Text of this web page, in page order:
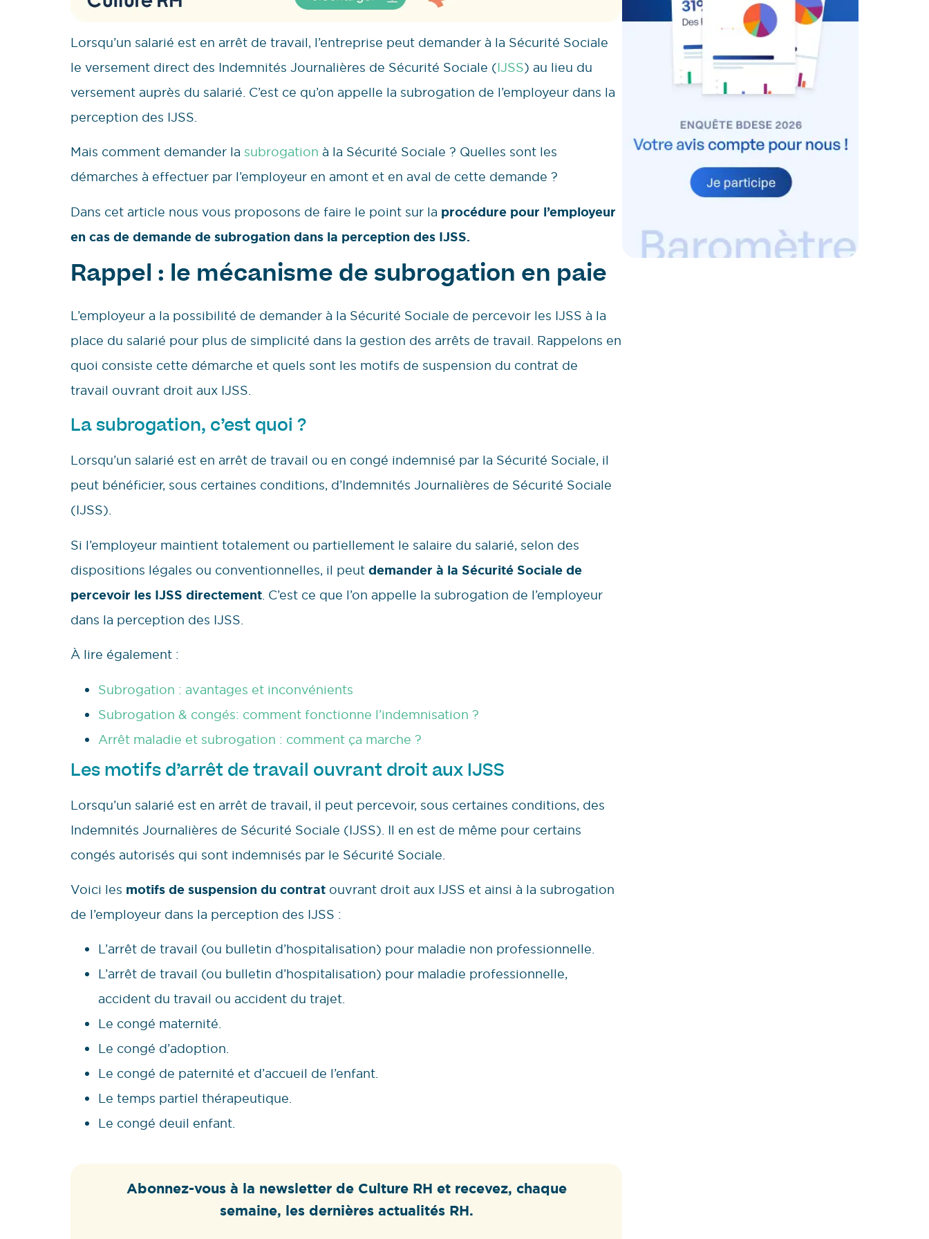
Lorsqu’un salarié est en arrêt de travail, l’entreprise peut demander à la Sécurité Sociale
le versement direct des Indemnités Journalières de Sécurité Sociale (IJSS) au lieu du
versement auprès du salarié. C’est ce qu’on appelle la subrogation de l’employeur dans la
perception des IJSS.
Mais comment demander la subrogation à la Sécurité Sociale ? Quelles sont les
démarches à effectuer par l’employeur en amont et en aval de cette demande ?
Dans cet article nous vous proposons de faire le point sur la procédure pour l’employeur
en cas de demande de subrogation dans la perception des IJSS.
Rappel : le mécanisme de subrogation en paie
L’employeur a la possibilité de demander à la Sécurité Sociale de percevoir les IJSS à la
place du salarié pour plus de simplicité dans la gestion des arrêts de travail. Rappelons en
quoi consiste cette démarche et quels sont les motifs de suspension du contrat de
travail ouvrant droit aux IJSS.
La subrogation, c’est quoi ?
Lorsqu’un salarié est en arrêt de travail ou en congé indemnisé par la Sécurité Sociale, il
peut bénéficier, sous certaines conditions, d’Indemnités Journalières de Sécurité Sociale
(IJSS).
Si l’employeur maintient totalement ou partiellement le salaire du salarié, selon des
dispositions légales ou conventionnelles, il peut demander à la Sécurité Sociale de
percevoir les IJSS directement. C’est ce que l’on appelle la subrogation de l’employeur
dans la perception des IJSS.
À lire également :
Subrogation : avantages et inconvénients
Subrogation & congés: comment fonctionne l’indemnisation ?
Arrêt maladie et subrogation : comment ça marche ?
Les motifs d’arrêt de travail ouvrant droit aux IJSS
Lorsqu’un salarié est en arrêt de travail, il peut percevoir, sous certaines conditions, des
Indemnités Journalières de Sécurité Sociale (IJSS). Il en est de même pour certains
congés autorisés qui sont indemnisés par le Sécurité Sociale.
Voici les motifs de suspension du contrat ouvrant droit aux IJSS et ainsi à la subrogation
de l’employeur dans la perception des IJSS :
L’arrêt de travail (ou bulletin d’hospitalisation) pour maladie non professionnelle.
L’arrêt de travail (ou bulletin d’hospitalisation) pour maladie professionnelle,
accident du travail ou accident du trajet.
Le congé maternité.
Le congé d’adoption.
Le congé de paternité et d’accueil de l’enfant.
Le temps partiel thérapeutique.
Le congé deuil enfant.
Abonnez-vous à la newsletter de Culture RH et recevez, chaque
semaine, les dernières actualités RH.